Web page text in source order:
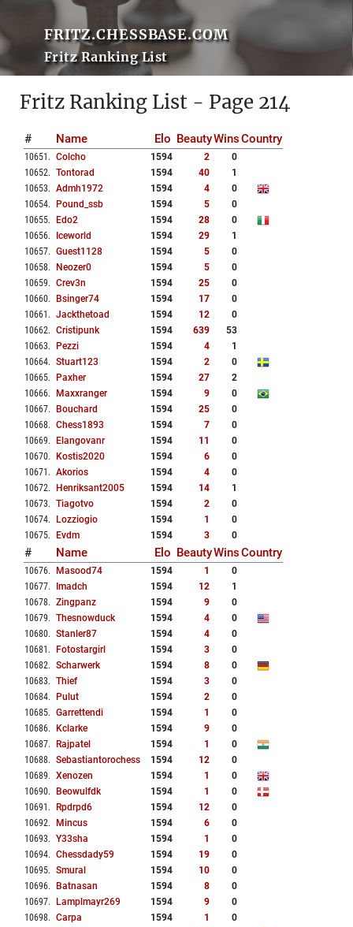
FRITZ.CHESSBASE.COM
Fritz Ranking List
Fritz Ranking List - Page 214
# Name Elo BeautyWinsCountry
10651 . Colcho 1594 2
0
10652. Tontorad 1594 40
1
10653. Admh1972 1594 4
0
10654. Pound_ssb 1594 5
0
10655. Edo2 1594 28
0
10656. Iceworld 1594 29
1
10657. Guest1128 1594 5
0
10658. Neozer0 1594 5
0
10659. Crev3n 1594 25
0
10660. Bsinger74 1594 17
0
10661 . Jackthetoad 1594 12
0
10662. Cristipunk 1594 639
53
10663. Pezzi 1594 4
1
10664. Stuart123 1594 2
0
10665. Paxher 1594 27
2
10666. Maxxranger 1594 9
0
10667. Bouchard 1594 25
0
10668. Chess1893 1594 7
0
10669. Elangovanr 1594 11
0
10670. Kostis2020 1594 6
0
10671 . Akorios 1594 4
0
10672. Henriksant2005 1594 14
1
10673. Tiagotvo 1594 2
0
10674. Lozziogio 1594 1
0
10675. Evdm 1594 3 0
# Name Elo BeautyWinsCountry
10676. Masood74 1594 1
0
10677. Imadch 1594 12
1
10678. Zingpanz 1594 9
0
10679. Thesnowduck 1594 4
0
10680. Stanler87 1594 4
0
10681 . Fotostargirl 1594 3
0
10682. Scharwerk 1594 8
0
10683. Thief 1594 3
0
10684. Pulut 1594 2
0
10685. Garrettendi 1594 1
0
10686. Kclarke 1594 9
0
10687. Rajpatel 1594 1
0
10688. Sebastiantorochess 1594 12
0
10689. Xenozen 1594 1
0
10690. Beowulfdk 1594 1
0
10691 . Rpdrpd6 1594 12
0
10692. Mincus 1594 6
0
10693. Y33sha 1594 1
0
10694. Chessdady59 1594 19
0
10695. Smural 1594 10
0
10696. Batnasan 1594 8
0
10697. Lamplmayr269 1594 9
0
10698. Carpa 1594 1
0